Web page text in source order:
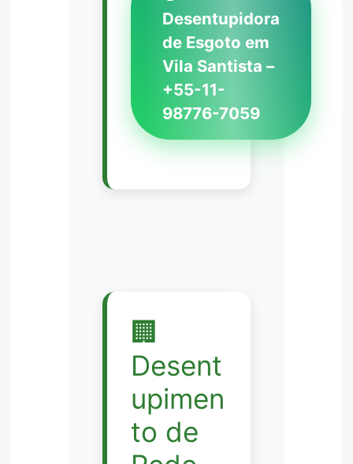
Desentupidora
de Esgoto em
Vila Santista –
+55-11-
98776-7059
🏢
Desent
upimen
to de